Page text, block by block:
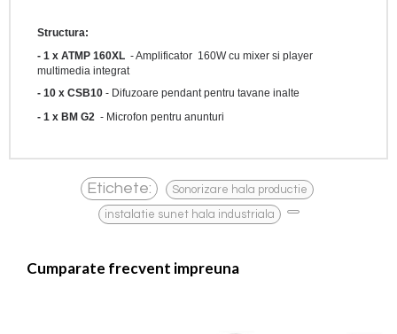
Structura:
- 1 x ATMP 160XL - Amplificator 160W cu mixer si player
multimedia integrat
- 10 x CSB10 - Difuzoare pendant pentru tavane inalte
- 1 x BM G2 - Microfon pentru anunturi
Etichete: Sonorizare hala productie
instalatie sunet hala industriala ,
Cumparate frecvent impreuna